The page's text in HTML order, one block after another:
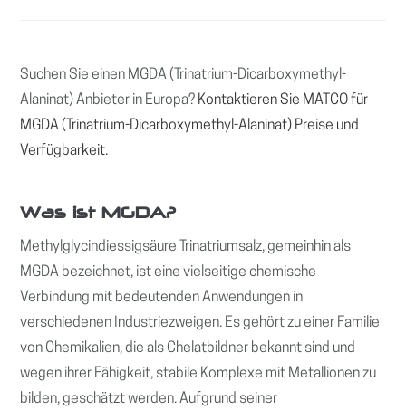
Suchen Sie einen MGDA (Trinatrium-Dicarboxymethyl-
Alaninat) Anbieter in Europa? Kontaktieren Sie MATCO für
MGDA (Trinatrium-Dicarboxymethyl-Alaninat) Preise und
Verfügbarkeit.
Was ist MGDA?
Methylglycindiessigsäure Trinatriumsalz, gemeinhin als
MGDA bezeichnet, ist eine vielseitige chemische
Verbindung mit bedeutenden Anwendungen in
verschiedenen Industriezweigen. Es gehört zu einer Familie
von Chemikalien, die als Chelatbildner bekannt sind und
wegen ihrer Fähigkeit, stabile Komplexe mit Metallionen zu
bilden, geschätzt werden. Aufgrund seiner